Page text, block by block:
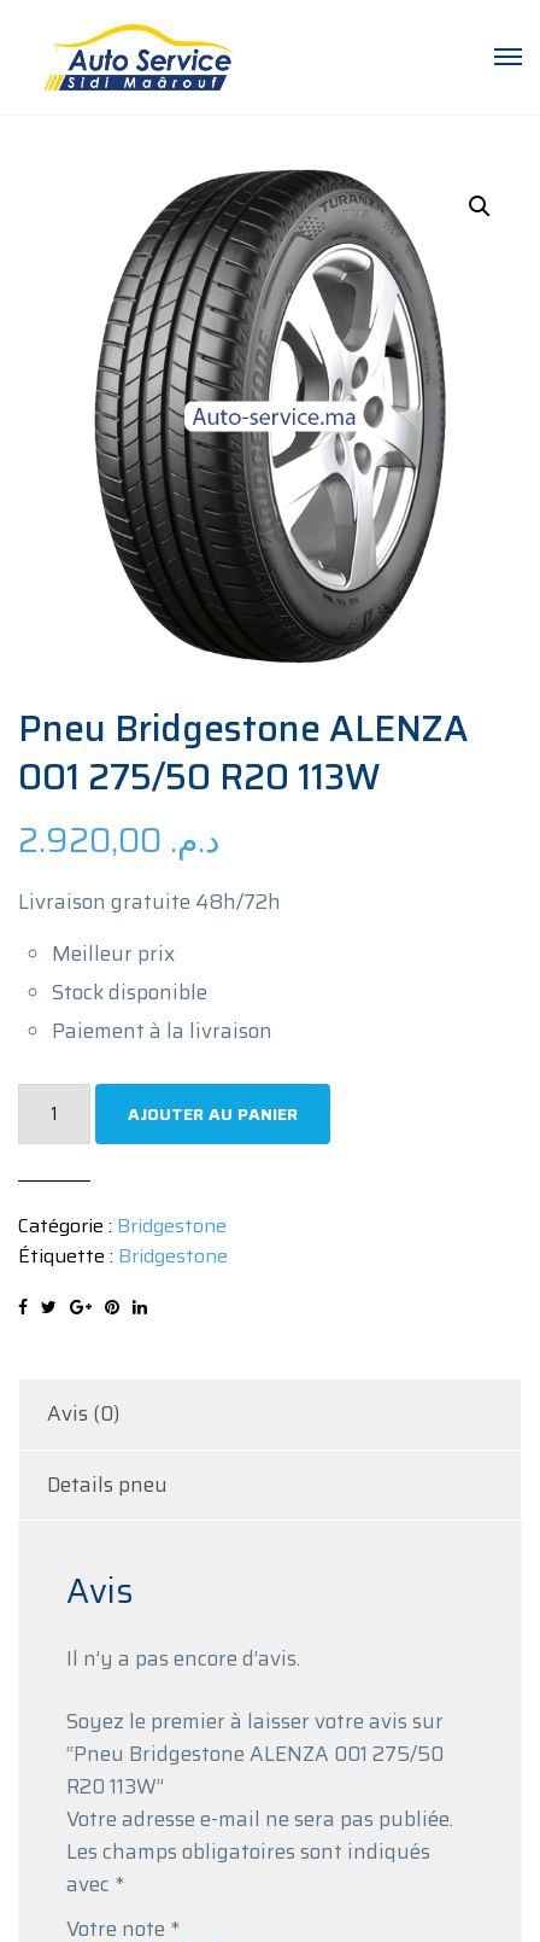
Pneu Bridgestone ALENZA
001 275/50 R20 113W
د.م.
Livraison gratuite 48h/72h
Meilleur prix
Stock disponible
Paiement à la livraison
quantité
ALENZA
001
275/50
AJOUTER AU PANIER
Catégorie : Bridgestone
Étiquette : Bridgestone
Avis (0)
Details pneu
Avis
Il n’y a pas encore d’avis.
Soyez le premier à laisser votre avis sur
“Pneu Bridgestone ALENZA 001 275/50
R20 113W”
Votre adresse e-mail ne sera pas publiée.
Les champs obligatoires sont indiqués
avec *
Votre note *